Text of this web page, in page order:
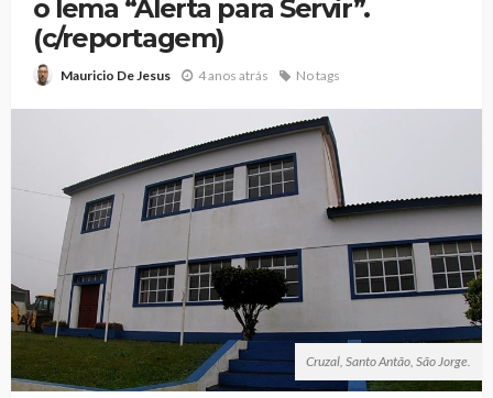
o lema “Alerta para Servir”.
(c/reportagem)
Mauricio De Jesus 4 anos atrás No tags
Cruzal, Santo Antão, São Jorge.